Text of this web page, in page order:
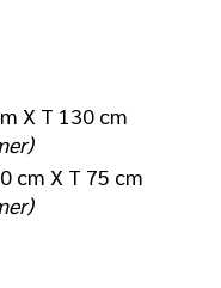
X T 130 cm
cm X T 75 cm